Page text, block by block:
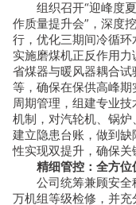
组织召开“迎峰度
作质量提升会”，深度
行，优化三期间冷循环
实施磨煤机正反作用
省煤器与暖风器耦合
等，确保在保供高峰
周期管理，组建专业
机制，对汽轮机、锅炉
建立隐患台账，做到
性实现双提升，确保关
精细管控：全方
公司统筹兼顾安
万机组等级检修，并